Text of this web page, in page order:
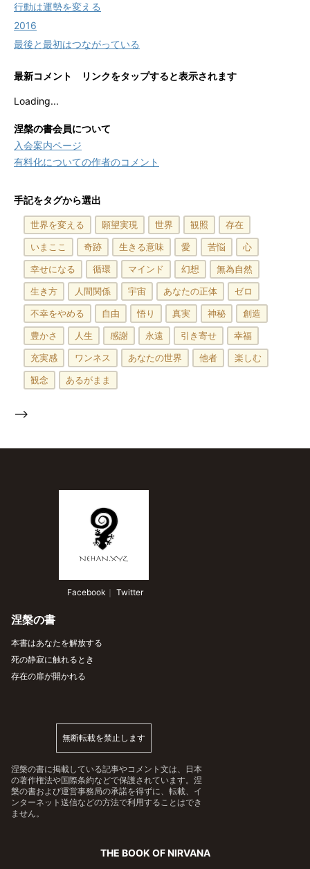
行動は運勢を変える
2016
最後と最初はつながっている
最新コメント リンクをタップすると表示されます
Loading...
涅槃の書会員について
入会案内ページ
有料化についての作者のコメント
手記をタグから選出
世界を変える 願望実現 世界 観照
存在
いまここ
奇跡 生きる意味 愛 苦悩
心
幸せになる
循環 マインド 幻想
無為自然
生き方
人間関係 宇宙 あなたの正体
ゼロ
不幸をやめる
自由 悟り 真実 神秘
創造
豊かさ
人生 感謝 永遠 引き寄せ
幸福
充実感
ワンネス あなたの世界 他者
楽しむ
観念
あるがまま
-->
Facebook ｜ Twitter
涅槃の書
本書はあなたを解放する
死の静寂に触れるとき
存在の扉が開かれる
無断転載を禁止します
涅槃の書に掲載している記事やコメント文は、日本
の著作権法や国際条約などで保護されています。涅
槃の書および運営事務局の承諾を得ずに、転載、イ
ンターネット送信などの方法で利用することはでき
ません。
THE BOOK OF NIRVANA